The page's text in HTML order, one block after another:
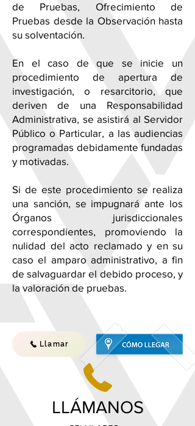
de Pruebas, Ofrecimiento de
Pruebas desde la Observación hasta
su solventación.
En el caso de que se inicie un
procedimiento de apertura de
investigación, o resarcitorio, que
deriven de una Responsabilidad
Administrativa, se asistirá al Servidor
Público o Particular, a las audiencias
programadas debidamente fundadas
y motivadas.
Si de este procedimiento se realiza
una sanción, se impugnará ante los
Órganos jurisdiccionales
correspondientes, promoviendo la
nulidad del acto reclamado y en su
caso el amparo administrativo, a fin
de salvaguardar el debido proceso, y
la valoración de pruebas.
Llamar
LLÁMANOS